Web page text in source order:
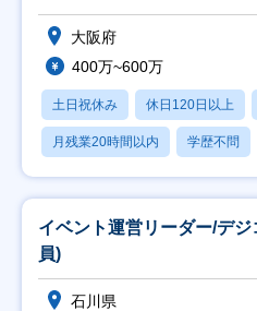
大阪府
400万~600万
土日祝休み 休日120日以上
月残業20時間以内 学歴不問
イベント運営リーダー/デ
員)
石川県